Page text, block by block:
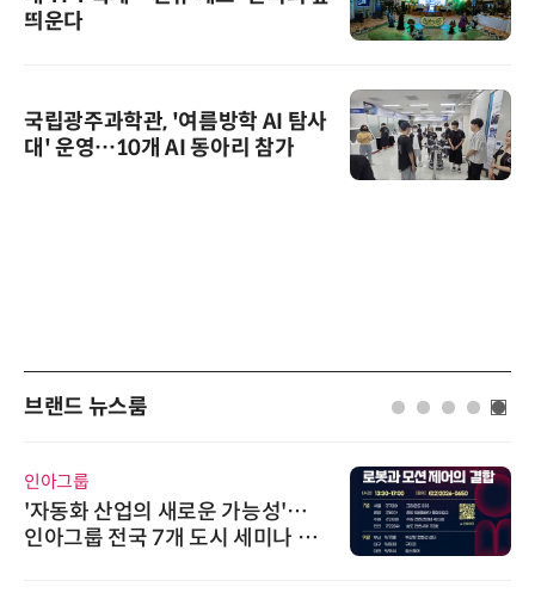
띄운다
국립광주과학관, '여름방학 AI 탐사
대' 운영…10개 AI 동아리 참가
브랜드 뉴스룸
인아그룹
'자동화 산업의 새로운 가능성'…
인아그룹 전국 7개 도시 세미나 페